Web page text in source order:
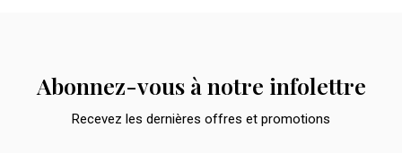
Abonnez-vous à notre infolettre
Recevez les dernières offres et promotions